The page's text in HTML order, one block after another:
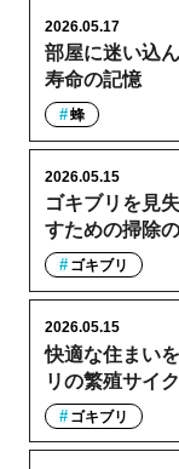
部屋に迷い込
寿命の記憶
2026.05.17
蜂
ゴキブリを見
すための掃除
2026.05.15
ゴキブリ
快適な住まい
リの繁殖サイ
2026.05.15
ゴキブリ